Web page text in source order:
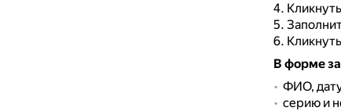
В форме
ФИО,
серию и